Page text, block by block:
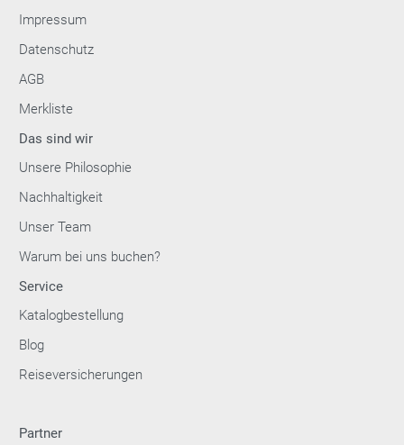
Impressum
Datenschutz
AGB
Merkliste
Das sind wir
Unsere Philosophie
Nachhaltigkeit
Unser Team
Warum bei uns buchen?
Service
Katalogbestellung
Blog
Reiseversicherungen
Partner